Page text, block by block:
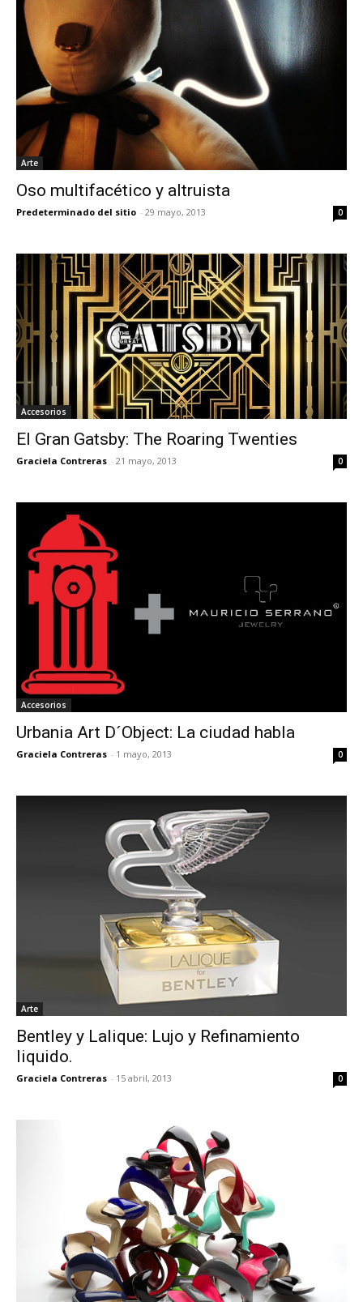
Arte
Oso multifacético y altruista
Predeterminado del sitio - 29 mayo, 2013 0
Accesorios
El Gran Gatsby: The Roaring Twenties
Graciela Contreras - 21 mayo, 2013 0
Accesorios
Urbania Art D´Object: La ciudad habla
Graciela Contreras - 1 mayo, 2013 0
Arte
Bentley y Lalique: Lujo y Refinamiento
liquido.
Graciela Contreras - 15 abril, 2013 0